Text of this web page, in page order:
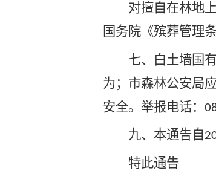
对擅自在林地
国务院《殡葬管理
七、
白土墙国
为；市森林公安局
安全。举报电话：
九、 本通告自
特此通告